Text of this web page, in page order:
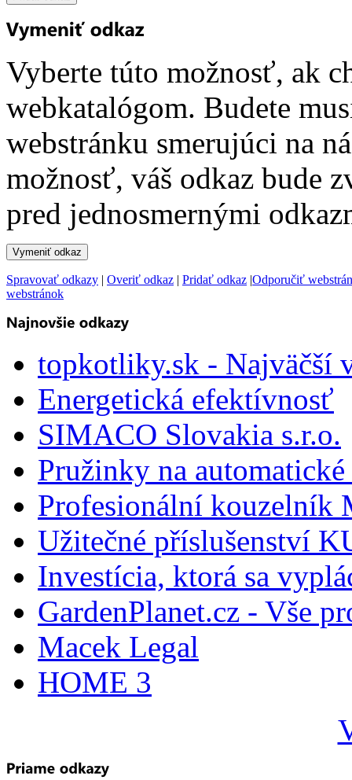
Vyberte túto možnosť, ak
webkatalógom. Budete
webstránku smerujúci na
možnosť, váš odkaz bude
pred jednosmernými
Spravovať odkazy | Overiť odkaz | Pridať odkaz |Odporučiť
webstránok
topkotliky.sk - Najväčší
Energetická efektívnosť
SIMACO Slovakia s.r.o.
Pružinky na
Profesionální kouzelník
Užitečné příslušenství
Investícia, ktorá sa
GardenPlanet.cz - Vše
Macek Legal
HOME 3